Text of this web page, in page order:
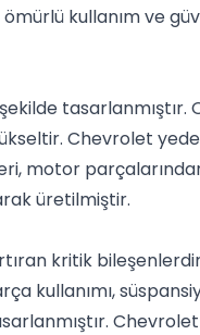
kullanım ve
tasarlanmıştır.
Chevrolet
motor
üretilmiştir.
kritik
kullanımı,